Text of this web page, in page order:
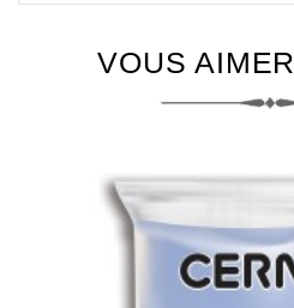
VOUS